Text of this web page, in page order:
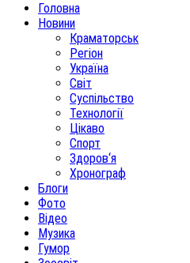
Головна
Новини
Краматорськ
Регіон
Україна
Світ
Суспільство
Технології
Цікаво
Спорт
Здоров‘я
Хронограф
Блоги
Фото
Відео
Музика
Гумор